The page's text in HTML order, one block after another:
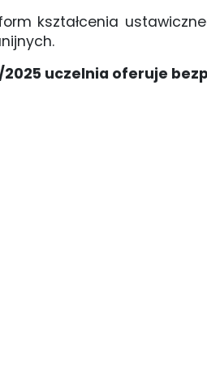
kształcenia
uczelnia oferuje